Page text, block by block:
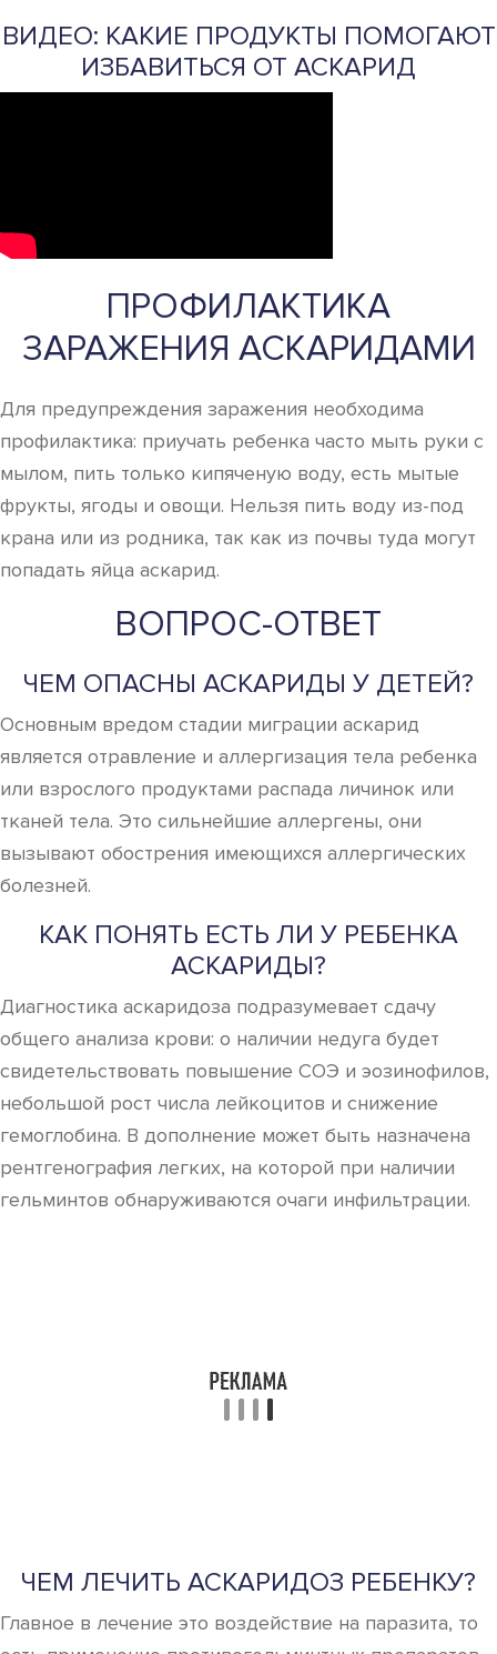
ВИДЕО: КАКИЕ ПРОДУКТЫ ПОМОГАЮТ
ИЗБАВИТЬСЯ ОТ АСКАРИД
ПРОФИЛАКТИКА
ЗАРАЖЕНИЯ АСКАРИДАМИ
Для предупреждения заражения необходима
профилактика: приучать ребенка часто мыть руки с
мылом, пить только кипяченую воду, есть мытые
фрукты, ягоды и овощи. Нельзя пить воду из-под
крана или из родника, так как из почвы туда могут
попадать яйца аскарид.
ВОПРОС-ОТВЕТ
ЧЕМ ОПАСНЫ АСКАРИДЫ У ДЕТЕЙ?
Основным вредом стадии миграции аскарид
является отравление и аллергизация тела ребенка
или взрослого продуктами распада личинок или
тканей тела. Это сильнейшие аллергены, они
вызывают обострения имеющихся аллергических
болезней.
КАК ПОНЯТЬ ЕСТЬ ЛИ У РЕБЕНКА
АСКАРИДЫ?
Диагностика аскаридоза подразумевает сдачу
общего анализа крови: о наличии недуга будет
свидетельствовать повышение СОЭ и эозинофилов,
небольшой рост числа лейкоцитов и снижение
гемоглобина. В дополнение может быть назначена
рентгенография легких, на которой при наличии
гельминтов обнаруживаются очаги инфильтрации.
ЧЕМ ЛЕЧИТЬ АСКАРИДОЗ РЕБЕНКУ?
Главное в лечение это воздействие на паразита, то